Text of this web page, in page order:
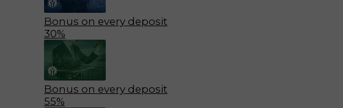
Bonus on every deposit
30%
Bonus on every deposit
55%